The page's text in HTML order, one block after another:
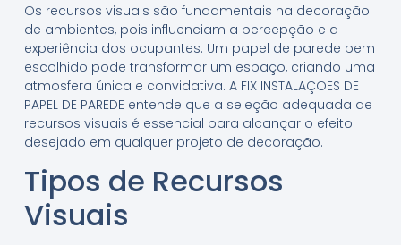
Os recursos visuais são fundamentais na decoração
de ambientes, pois influenciam a percepção e a
experiência dos ocupantes. Um papel de parede bem
escolhido pode transformar um espaço, criando uma
atmosfera única e convidativa. A FIX INSTALAÇÕES DE
PAPEL DE PAREDE entende que a seleção adequada de
recursos visuais é essencial para alcançar o efeito
desejado em qualquer projeto de decoração.
Tipos de Recursos
Visuais